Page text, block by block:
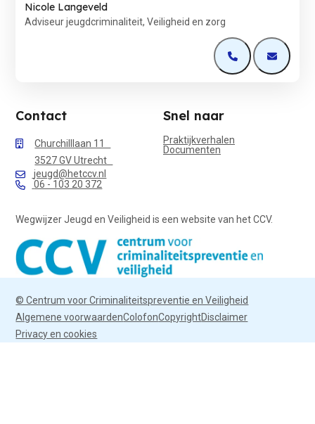
Nicole Langeveld
Adviseur jeugdcriminaliteit, Veiligheid en zorg
Open deOpen de
Contact
Churchilllaan 11
3527 GV Utrecht
jeugd@hetccv.nl
06 - 103 20 372
Snel naar
Praktijkverhalen
Documenten
Wegwijzer Jeugd en Veiligheid is een website van het CCV.
© Centrum voor Criminaliteitspreventie en Veiligheid
Algemene voorwaardenColofonCopyrightDisclaimer
Privacy en cookies